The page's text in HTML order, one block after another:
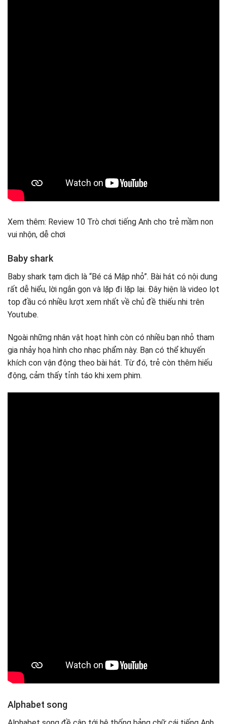
Xem thêm: Review 10 Trò chơi tiếng Anh cho trẻ mầm non
vui nhộn, dễ chơi
Baby shark
Baby shark tạm dịch là “Bé cá Mập nhỏ”. Bài hát có nội dung
rất dễ hiểu, lời ngắn gọn và lặp đi lặp lại. Đây hiện là video lọt
top đầu có nhiều lượt xem nhất về chủ đề thiếu nhi trên
Youtube.
Ngoài những nhân vật hoạt hình còn có nhiều bạn nhỏ tham
gia nhảy họa hình cho nhạc phẩm này. Bạn có thể khuyến
khích con vận động theo bài hát. Từ đó, trẻ còn thêm hiếu
động, cảm thấy tỉnh táo khi xem phim.
Alphabet song